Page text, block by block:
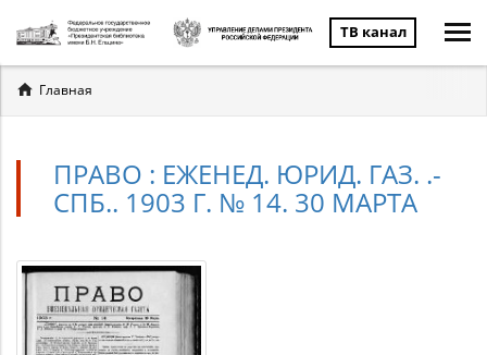
ТВ канал
Вы
здесь
Главная
ПРАВО : ЕЖЕНЕД. ЮРИД. ГАЗ. .-
СПБ.. 1903 Г. № 14. 30 МАРТА